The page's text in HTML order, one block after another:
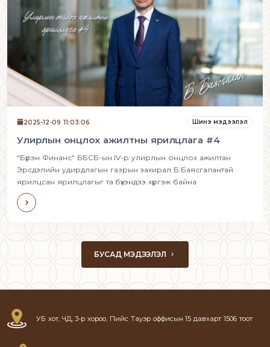
2025-12-09 11:03:06 Шинэ мэдээлэл
Улирлын онцлох ажилтны ярилцлага #4
"Бүрэн Финанс" ББСБ-ын IV-р улирлын онцлох ажилтан
Эрсдэлийн удирдлагын газрын захирал Б.Баясгалантай
ярилцсан ярилцлагыг та бүхэндээ хүргэж байна
БУСАД МЭДЭЭЛЭЛ
УБ хот, ЧД, 3-р хороо, Пийс Тауэр оффисын 15 давхарт 1506 тоот